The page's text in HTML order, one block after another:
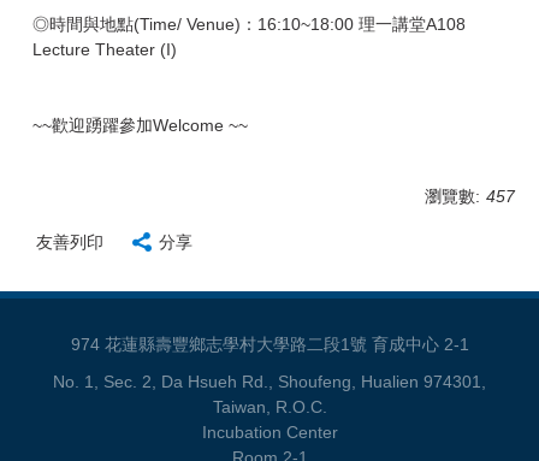
◎時間與地點(Time/ Venue)：16:10~18:00 理一講堂A108
Lecture Theater (I)
~~歡迎踴躍參加Welcome ~~
瀏覽數: 457
友善列印 分享
974 花蓮縣壽豐鄉志學村大學路二段1號 育成中心 2-1
No. 1, Sec. 2, Da Hsueh Rd., Shoufeng, Hualien 974301,
Taiwan, R.O.C.
Incubation Center
Room 2-1